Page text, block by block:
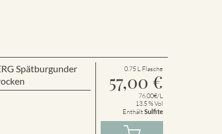
Spätburgunder
0.75 L Flasche
57,00 €
76.00€/L
13.5 % Vol
EnthältSulfite